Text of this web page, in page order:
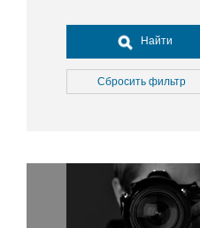
Досуг, туризм и отдых
Культура
Медицина
Окружающая среда
Политика
Правосудие
Найти
Сбросить фильтр